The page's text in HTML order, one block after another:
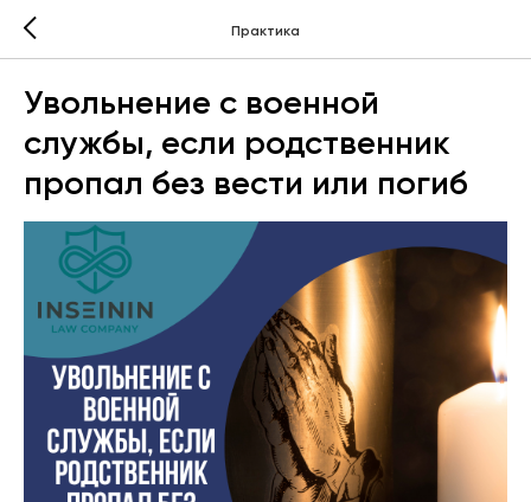
Практика
Увольнение с военной
службы, если родственник
пропал без вести или погиб